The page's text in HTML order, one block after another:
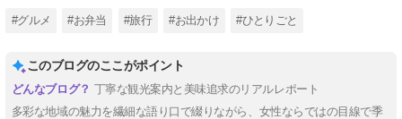
#グルメ #お弁当 #旅行 #お出かけ #ひとりごと
このブログのここがポイント
丁寧な観光案内と美味追求のリアルレポート
多彩な地域の魅力を繊細な語り口で綴りながら、女性ならではの目線で季